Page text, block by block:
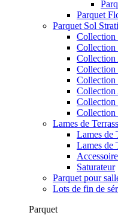
Parquet
Parquet Sol
Collection
Collection
Collection
Collection
Collection
Collection
Collection
Collection
Lames de
Lames de
Lames de
Saturateur
Parquet pour
Lots de fin de
Parquet